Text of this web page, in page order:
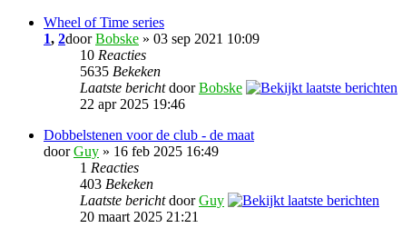
Wheel of Time series
1, 2doorBobske » 03 sep 2021 10:09
10 Reacties
5635 Bekeken
Laatste berichtdoorBobske
22 apr 2025 19:46
Dobbelstenen voor de club - de maat
doorGuy » 16 feb 2025 16:49
1 Reacties
403 Bekeken
Laatste berichtdoorGuy
20 maart 2025 21:21